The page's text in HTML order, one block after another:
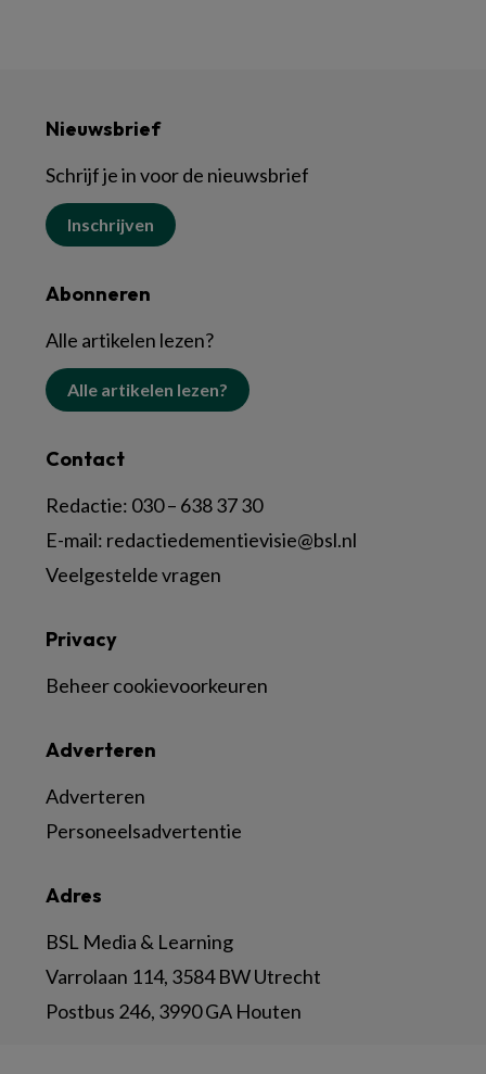
Nieuwsbrief
Schrijf je in voor de nieuwsbrief
Inschrijven
Abonneren
Alle artikelen lezen?
Alle artikelen lezen?
Contact
Redactie: 030 – 638 37 30
E-mail: redactiedementievisie@bsl.nl
Veelgestelde vragen
Adres
BSL Media & Learning
Varrolaan 114, 3584 BW Utrecht
Postbus 246, 3990 GA Houten
Adverteren
Adverteren
Personeelsadvertentie
Privacy
Beheer cookievoorkeuren